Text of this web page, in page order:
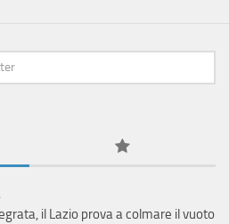
il Lazio prova a colmare il vuoto